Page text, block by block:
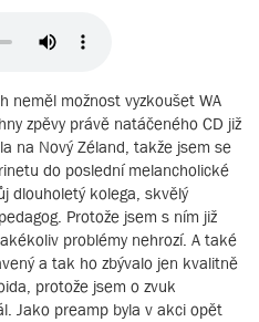
neměl možnost vyzkoušet WA
zpěvy právě natáčeného CD již
na Nový Zéland, takže jsem se
do poslední melancholické
dlouholetý kolega, skvělý
Protože jsem s ním již
problémy nehrozí. A také
a tak ho zbývalo jen kvalitně
protože jsem o zvuk
Jako preamp byla v akci opět